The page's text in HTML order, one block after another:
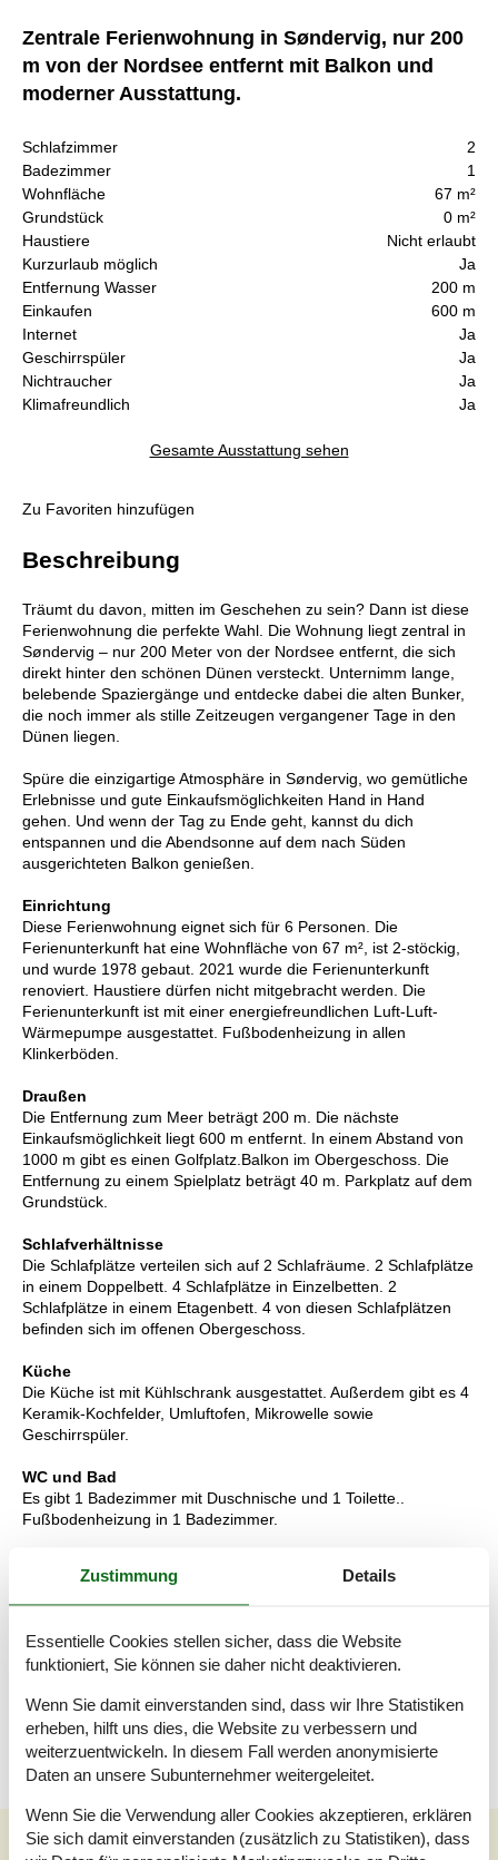
Zentrale Ferienwohnung in Søndervig, nur 200
m von der Nordsee entfernt mit Balkon und
moderner Ausstattung.
Schlafzimmer
2
Badezimmer
1
Wohnfläche
67 m²
Grundstück
0 m²
Haustiere
Nicht erlaubt
Kurzurlaub möglich
Ja
Entfernung Wasser
200 m
Einkaufen
600 m
Internet
Ja
Geschirrspüler
Ja
Nichtraucher
Ja
Klimafreundlich
Ja
Gesamte Ausstattung sehen
Zu Favoriten hinzufügen
Beschreibung
Träumt du davon, mitten im Geschehen zu sein? Dann ist diese
Ferienwohnung die perfekte Wahl. Die Wohnung liegt zentral in
Søndervig – nur 200 Meter von der Nordsee entfernt, die sich
direkt hinter den schönen Dünen versteckt. Unternimm lange,
belebende Spaziergänge und entdecke dabei die alten Bunker,
die noch immer als stille Zeitzeugen vergangener Tage in den
Dünen liegen.
Spüre die einzigartige Atmosphäre in Søndervig, wo gemütliche
Erlebnisse und gute Einkaufsmöglichkeiten Hand in Hand
gehen. Und wenn der Tag zu Ende geht, kannst du dich
entspannen und die Abendsonne auf dem nach Süden
ausgerichteten Balkon genießen.
Einrichtung
Diese Ferienwohnung eignet sich für 6 Personen. Die
Ferienunterkunft hat eine Wohnfläche von 67 m², ist 2-stöckig,
und wurde 1978 gebaut. 2021 wurde die Ferienunterkunft
renoviert. Haustiere dürfen nicht mitgebracht werden. Die
Ferienunterkunft ist mit einer energiefreundlichen Luft-Luft-
Wärmepumpe ausgestattet. Fußbodenheizung in allen
Klinkerböden.
Draußen
Die Entfernung zum Meer beträgt 200 m. Die nächste
Einkaufsmöglichkeit liegt 600 m entfernt. In einem Abstand von
1000 m gibt es einen Golfplatz.Balkon im Obergeschoss. Die
Entfernung zu einem Spielplatz beträgt 40 m. Parkplatz auf dem
Grundstück.
Schlafverhältnisse
Die Schlafplätze verteilen sich auf 2 Schlafräume. 2 Schlafplätze
in einem Doppelbett. 4 Schlafplätze in Einzelbetten. 2
Schlafplätze in einem Etagenbett. 4 von diesen Schlafplätzen
befinden sich im offenen Obergeschoss.
Küche
Die Küche ist mit Kühlschrank ausgestattet. Außerdem gibt es 4
Keramik-Kochfelder, Umluftofen, Mikrowelle sowie
Geschirrspüler.
WC und Bad
Es gibt 1 Badezimmer mit Duschnische und 1 Toilette..
Fußbodenheizung in 1 Badezimmer.
In der Ferienunterkunft gibt es 2 Fernseher. 2 Chromecasts.
Keine Fernsehsender - nur Streaming. Es steht kabellose
Wissenswertes
sind. Rauchen ist nicht zugelassen. Bei Nichtbeachtung dieses
Verbots wird eine Gebühr von mindestens EUR 420,- erhoben.
Unsere Gästebewertungen
Zustimmung Details
Essentielle Cookies stellen sicher, dass die Website
funktioniert, Sie können sie daher nicht deaktivieren.
Wenn Sie damit einverstanden sind, dass wir Ihre Statistiken
erheben, hilft uns dies, die Website zu verbessern und
weiterzuentwickeln. In diesem Fall werden anonymisierte
Daten an unsere Subunternehmer weitergeleitet.
Wenn Sie die Verwendung aller Cookies akzeptieren, erklären
Sie sich damit einverstanden (zusätzlich zu Statistiken), dass